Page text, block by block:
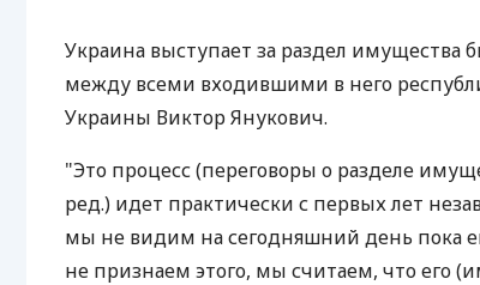
Украина выступает за раздел имущества
между всеми входившими в него
Украины Виктор Янукович.
"Это процесс (переговоры о разделе
ред.) идет практически с первых лет
мы не видим на сегодняшний день пока
не признаем этого, мы считаем, что его